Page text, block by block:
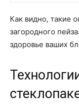
Как видно, такие
загородного
здоровье ваших